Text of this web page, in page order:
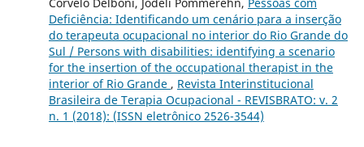
Deficiência: Identificando um cenário para a inserção
do terapeuta ocupacional no interior do Rio Grande do
Sul / Persons with disabilities: identifying a scenario
for the insertion of the occupational therapist in the
interior of Rio Grande , Revista Interinstitucional
Brasileira de Terapia Ocupacional - REVISBRATO: v. 2
n. 1 (2018): (ISSN eletrônico 2526-3544)